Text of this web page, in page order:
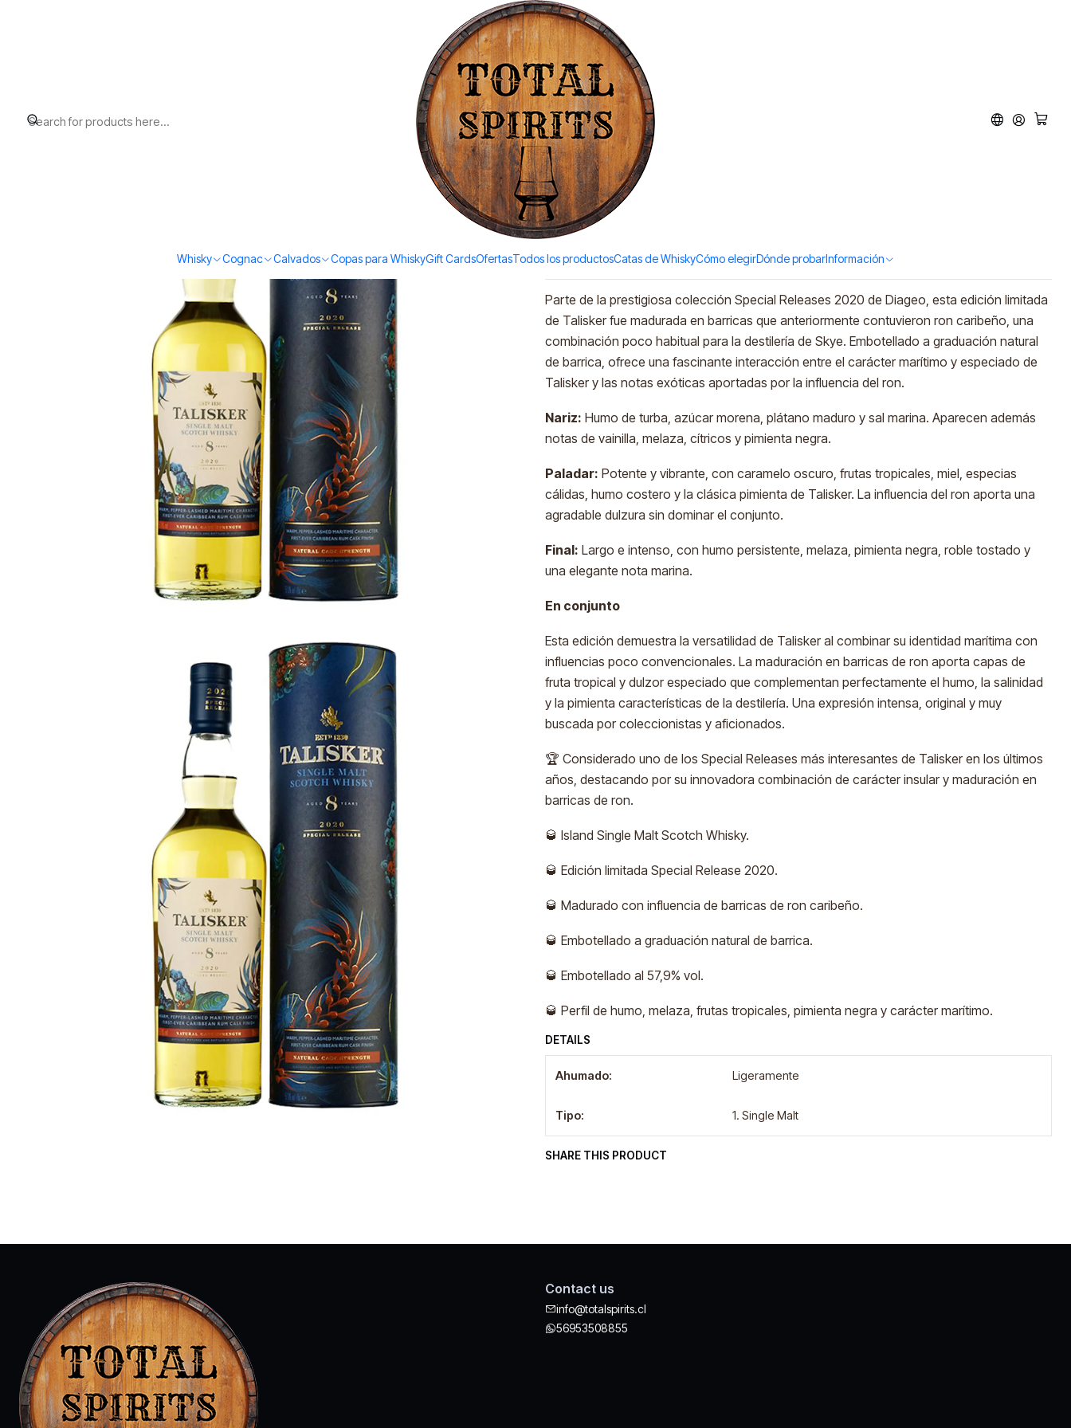
Whisky Cognac Calvados Copas para WhiskyGift CardsOfertasTodos los productosCatas de WhiskyCómo elegirDónde probarInformación
Todos los productos estan en stock. Despachamos a todo Chile.
Talisker 8 Special Release 2020 (57,9%vol. 700ml)
|
Talisker 8 Special Release 2020
(57,9%vol. 700ml)
Quantity
DESCRIPTION
Parte de la prestigiosa colección Special Releases 2020 de Diageo, esta edición limitada
de Talisker fue madurada en barricas que anteriormente contuvieron ron caribeño, una
combinación poco habitual para la destilería de Skye. Embotellado a graduación natural
de barrica, ofrece una fascinante interacción entre el carácter marítimo y especiado de
Talisker y las notas exóticas aportadas por la influencia del ron.
Nariz: Humo de turba, azúcar morena, plátano maduro y sal marina. Aparecen además
notas de vainilla, melaza, cítricos y pimienta negra.
Paladar: Potente y vibrante, con caramelo oscuro, frutas tropicales, miel, especias
cálidas, humo costero y la clásica pimienta de Talisker. La influencia del ron aporta una
agradable dulzura sin dominar el conjunto.
Final: Largo e intenso, con humo persistente, melaza, pimienta negra, roble tostado y
una elegante nota marina.
En conjunto
Esta edición demuestra la versatilidad de Talisker al combinar su identidad marítima con
influencias poco convencionales. La maduración en barricas de ron aporta capas de
fruta tropical y dulzor especiado que complementan perfectamente el humo, la salinidad
y la pimienta características de la destilería. Una expresión intensa, original y muy
buscada por coleccionistas y aficionados.
🏆 Considerado uno de los Special Releases más interesantes de Talisker en los últimos
años, destacando por su innovadora combinación de carácter insular y maduración en
barricas de ron.
🥃 Island Single Malt Scotch Whisky.
🥃 Edición limitada Special Release 2020.
🥃 Madurado con influencia de barricas de ron caribeño.
🥃 Embotellado a graduación natural de barrica.
🥃 Embotellado al 57,9% vol.
🥃 Perfil de humo, melaza, frutas tropicales, pimienta negra y carácter marítimo.
DETAILS
Ahumado: Ligeramente
Tipo: 1. Single Malt
SHARE THIS PRODUCT
Contact us
info@totalspirits.cl
56953508855